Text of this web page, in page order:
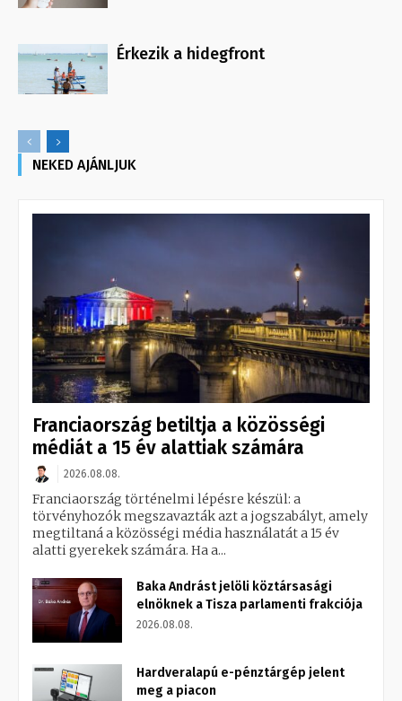
Érkezik a hidegfront
NEKED AJÁNLJUK
Franciaország betiltja a közösségi
médiát a 15 év alattiak számára
2026.08.08.
Franciaország történelmi lépésre készül: a
törvényhozók megszavazták azt a jogszabályt, amely
megtiltaná a közösségi média használatát a 15 év
alatti gyerekek számára. Ha a...
Baka Andrást jelöli köztársasági
elnöknek a Tisza parlamenti frakciója
2026.08.08.
Hardveralapú e-pénztárgép jelent
meg a piacon